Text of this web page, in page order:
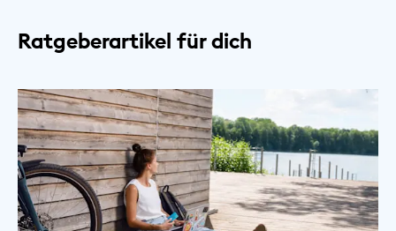
Ratgeberartikel für dich